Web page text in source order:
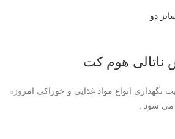
هوم کت
انواع مواد غذایی و خوراکی امروزه
شود .